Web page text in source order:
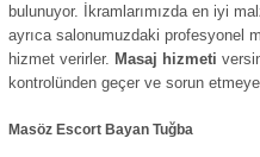
bulunuyor. İkramlarımızda en iyi
ayrıca salonumuzdaki profesyonel
hizmet verirler. Masaj hizmeti
kontrolünden geçer ve sorun
Masöz Escort Bayan Tuğba